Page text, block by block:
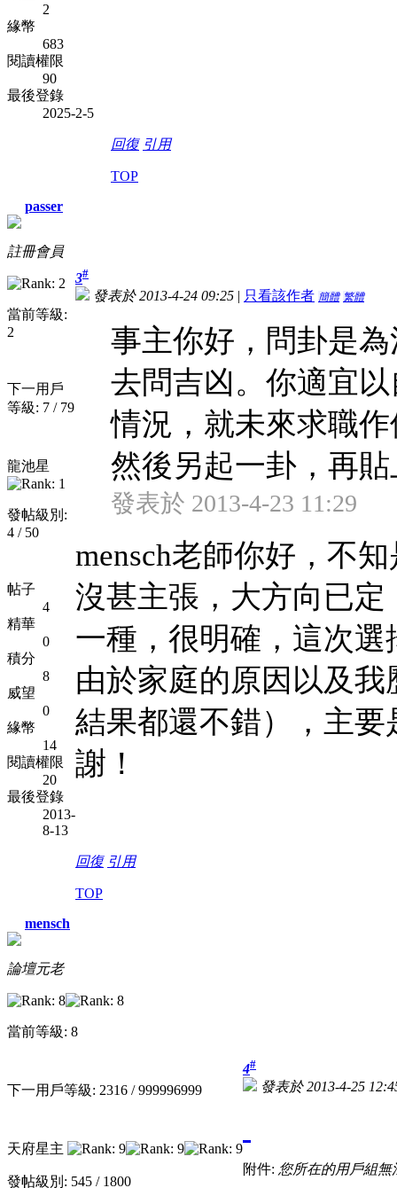
2
緣幣
683
閱讀權限
90
最後登錄
2025-2-5
回復 引用
TOP
passer
註冊會員
當前等級:
2
下一用戶
等級: 7 / 79
龍池星
發帖級別:
4 / 50
帖子
4
精華
0
積分
8
威望
0
緣幣
14
閱讀權限
20
最後登錄
2013-
8-13
3#
發表於 2013-4-24 09:25 | 只看該作者 簡體 繁體
事主你好，問卦是
去問吉凶。你適宜
情況，就未來求職
然後另起一卦，再
發表於 2013-4-23 11:29
mensch老師你好，不
沒甚主張，大方向已
一種，很明確，這次
由於家庭的原因以及
結果都還不錯），主
謝！
回復 引用
TOP
mensch
論壇元老
當前等級: 8
下一用戶等級: 2316 / 999996999
天府星主
發帖級別: 545 / 1800
4#
發表於 2013-4-25
附件: 您所在的用戶組